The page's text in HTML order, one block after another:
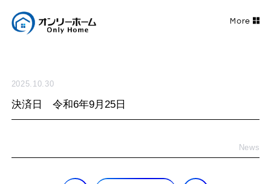
2025.10.30
決済日 令和6年9月25日
News